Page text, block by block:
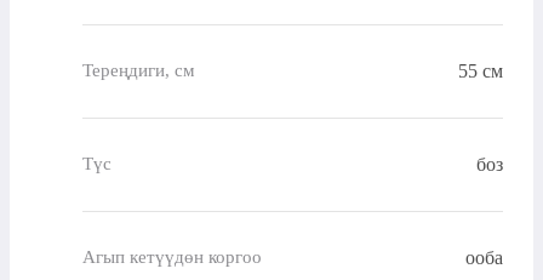
Тереңдиги, см 55 см
Түс боз
Агып кетүүдөн коргоо ооба